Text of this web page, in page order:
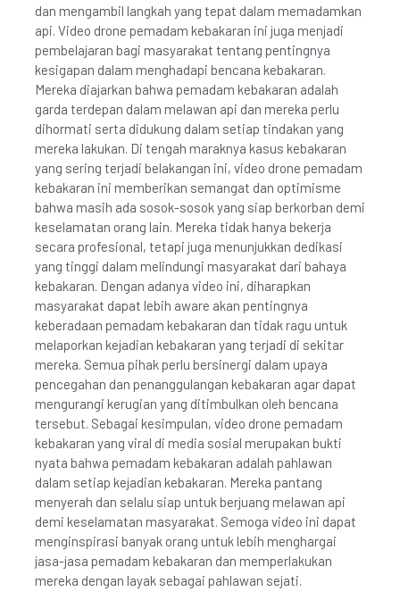
dan mengambil langkah yang tepat dalam memadamkan
api. Video drone pemadam kebakaran ini juga menjadi
pembelajaran bagi masyarakat tentang pentingnya
kesigapan dalam menghadapi bencana kebakaran.
Mereka diajarkan bahwa pemadam kebakaran adalah
garda terdepan dalam melawan api dan mereka perlu
dihormati serta didukung dalam setiap tindakan yang
mereka lakukan. Di tengah maraknya kasus kebakaran
yang sering terjadi belakangan ini, video drone pemadam
kebakaran ini memberikan semangat dan optimisme
bahwa masih ada sosok-sosok yang siap berkorban demi
keselamatan orang lain. Mereka tidak hanya bekerja
secara profesional, tetapi juga menunjukkan dedikasi
yang tinggi dalam melindungi masyarakat dari bahaya
kebakaran. Dengan adanya video ini, diharapkan
masyarakat dapat lebih aware akan pentingnya
keberadaan pemadam kebakaran dan tidak ragu untuk
melaporkan kejadian kebakaran yang terjadi di sekitar
mereka. Semua pihak perlu bersinergi dalam upaya
pencegahan dan penanggulangan kebakaran agar dapat
mengurangi kerugian yang ditimbulkan oleh bencana
tersebut. Sebagai kesimpulan, video drone pemadam
kebakaran yang viral di media sosial merupakan bukti
nyata bahwa pemadam kebakaran adalah pahlawan
dalam setiap kejadian kebakaran. Mereka pantang
menyerah dan selalu siap untuk berjuang melawan api
demi keselamatan masyarakat. Semoga video ini dapat
menginspirasi banyak orang untuk lebih menghargai
jasa-jasa pemadam kebakaran dan memperlakukan
mereka dengan layak sebagai pahlawan sejati.